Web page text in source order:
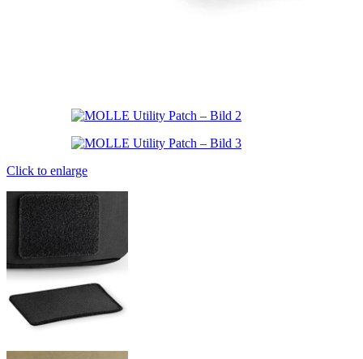
Click to enlarge